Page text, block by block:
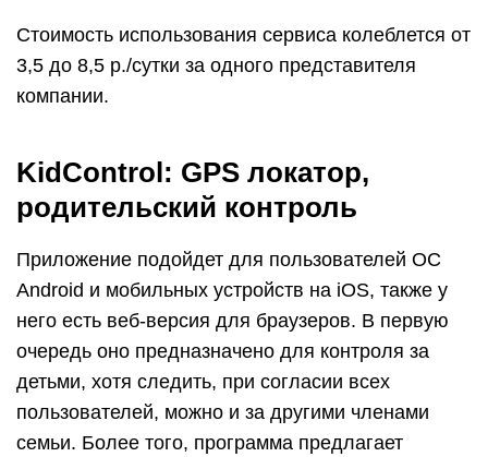
Стоимость использования сервиса колеблется от
3,5 до 8,5 р./сутки за одного представителя
компании.
KidControl: GPS локатор,
родительский контроль
Приложение подойдет для пользователей ОС
Android и мобильных устройств на iOS, также у
него есть веб-версия для браузеров. В первую
очередь оно предназначено для контроля за
детьми, хотя следить, при согласии всех
пользователей, можно и за другими членами
семьи. Более того, программа предлагает